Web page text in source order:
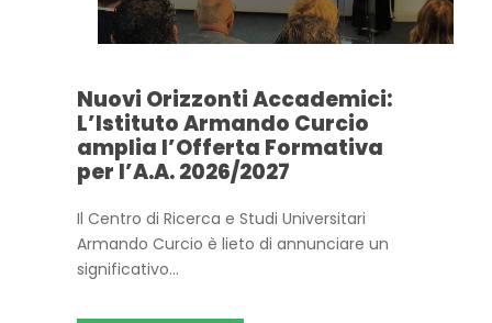
Nuovi Orizzonti Accademici:
L’Istituto Armando Curcio
amplia l’Offerta Formativa
per l’A.A. 2026/2027
Il Centro di Ricerca e Studi Universitari
Armando Curcio è lieto di annunciare un
significativo...